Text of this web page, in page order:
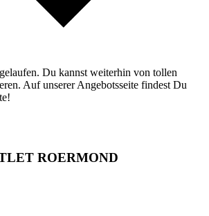
Du kannst weiterhin von tollen
Auf unserer Angebotsseite findest Du
ROERMOND